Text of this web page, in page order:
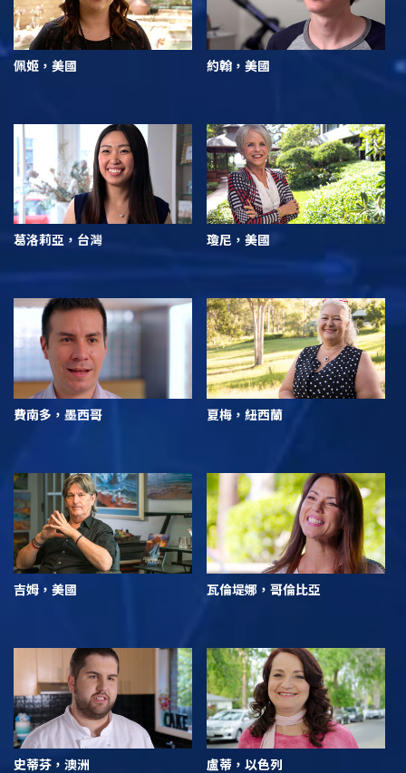
佩姬，美國 約翰，美國
葛洛莉亞，台灣 瓊尼，美國
費南多，墨西哥 夏梅，紐西蘭
吉姆，美國 瓦倫堤娜，哥倫比亞
史蒂芬，澳洲 盧蒂，以色列